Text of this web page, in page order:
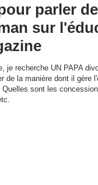
parler
sur
je recherche UN PAPA
de la manière dont il gère
sont les